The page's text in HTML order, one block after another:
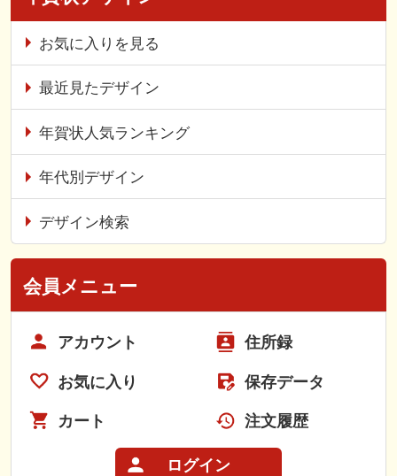
お気に入りを見る
最近見たデザイン
年賀状人気ランキング
年代別デザイン
デザイン検索
会員メニュー
アカウント 住所録
お気に入り 保存データ
カート 注文履歴
ログイン